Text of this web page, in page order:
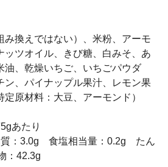
み換えではない）、米粉、アーモ
ッツオイル、きび糖、白みそ、あ
油、乾燥いちご、いちごパウダ
ン、パイナップル果汁、レモン果
原材料：大豆、アーモンド）
あたり
：3.0g 食塩相当量：0.2g たん
：42.3g